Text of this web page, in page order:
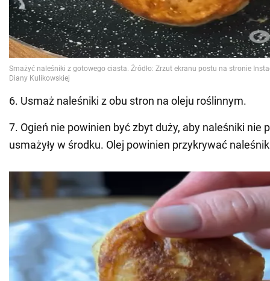
6. Usmaż naleśniki z obu stron na oleju roślinnym.
7. Ogień nie powinien być zbyt duży, aby naleśniki nie
usmażyły w środku. Olej powinien przykrywać